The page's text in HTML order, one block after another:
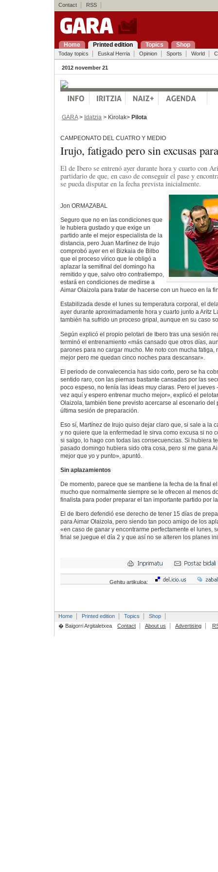
Contact RSS
Home Printed edition Topics Shop
Today topics Euskal Herria Opinion Sports World
2012 november 21
GARA> Idatzia > Kirolak> Pilota
CAMPEONATO DEL CUATRO Y MEDIO
Irujo, fatigado pero sin excusas
El de Ibero se entrenó ayer durante hora y cuarto con
partidario de que, en caso de conseguir el pase y
se pueda disputar en la fecha prevista inicialmente.
Jon ORMAZABAL
Seguro que no en las condiciones que
le hubiera gustado y que exige un
partido ante el mejor especialista de la
distancia, pero Juan Martínez de Irujo
comprobó ayer en el Bizkaia de Bilbo
que el proceso vírico que le obligó a
aplazar la semifinal del domingo ha
remitido y que, salvo otro contratiempo,
estará en condiciones de medirse a
Aimar Olaizola para tratar de hacerse con un hueco en la
Estabilizada desde el lunes su temperatura corporal, el
ayer durante aproximadamente hora y cuarto junto a Aritz
también ha sufrido un proceso gripal, aunque en su caso
Según explicó el propio pelotari de Ibero tras una sesión
terminó el entrenamiento «más cansado que otros días,
parones para no cargar mucho. Me noto con mucha fatiga,
mejor pero me quedan cinco noches para descansar».
El periodo de convalecencia has sido corto, pero se ha
sentido raro, con las piernas bastante cansadas por las
poco espeso, no tenía las ideas muy claras. Pero el jueves
vez aquí y espero entrenar mucho mejor», explicó el
Olaizola, también tiene previsto acercarse al escenario del
última sesión de preparación.
Eso sí, Martínez de Irujo quiso dejar claro que, si sale a la
y no quiere que la enfermedad le sirva como excusa si no
si salgo, lo hago con todas las consecuencias. Si hubiera
pasado domingo hubiera sido otra cosa, pero si me gana
mejor que yo y punto», apuntó.
Sin aplazamientos
De momento, parece que se mantiene la fecha de la final
mucho que normalmente siempre se le ofrecen al menos
finalista para poder preparar el tan importante partido por
El de Ibero defendió ese derecho de tener 15 días de
para Aimar Olaizola, pero siendo tan poco amigo de los
«en caso de ganar y encontrarme perfectamente el lunes,
final se juegue el día 2 y que así no se alteren los planes
Gehitu artikuloa:
Home Printed edition Topics
Shop
� Baigorri Argitaletxea
Contact About us Advertising